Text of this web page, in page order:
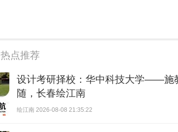
热点推荐
设计考研择校：华中科技大学——施
随，长春绘江南
绘江南 2026-08-08 21:35:22